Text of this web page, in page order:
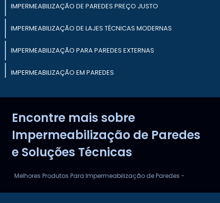
IMPERMEABILIZAÇÃO DE PAREDES PREÇO JUSTO
IMPERMEABILIZAÇÃO DE LAJES TÉCNICAS MODERNAS
IMPERMEABILIZAÇÃO PARA PAREDES EXTERNAS
IMPERMEABILIZAÇÃO EM PAREDES
IMPERMEABILIZAÇÃO DE LAJES PARA NOVAS CONSTRUÇÕES
Encontre mais sobre
Impermeabilização de Paredes
e Soluções Técnicas
Melhores Produtos Para Impermeabilização de Paredes -